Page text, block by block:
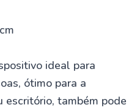
ideal para
ótimo para a
escritório, também pode